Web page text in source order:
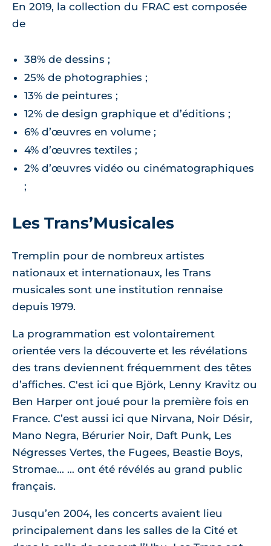
En 2019, la collection du FRAC est composée
de
38% de dessins ;
25% de photographies ;
13% de peintures ;
12% de design graphique et d’éditions ;
6% d’œuvres en volume ;
4% d’œuvres textiles ;
2% d’œuvres vidéo ou cinématographiques
;
Les Trans’Musicales
Tremplin pour de nombreux artistes
nationaux et internationaux, les Trans
musicales sont une institution rennaise
depuis 1979.
La programmation est volontairement
orientée vers la découverte et les révélations
des trans deviennent fréquemment des têtes
d’affiches. C'est ici que Björk, Lenny Kravitz ou
Ben Harper ont joué pour la première fois en
France. C’est aussi ici que Nirvana, Noir Désir,
Mano Negra, Bérurier Noir, Daft Punk, Les
Négresses Vertes, the Fugees, Beastie Boys,
Stromae... … ont été révélés au grand public
français.
Jusqu’en 2004, les concerts avaient lieu
principalement dans les salles de la Cité et